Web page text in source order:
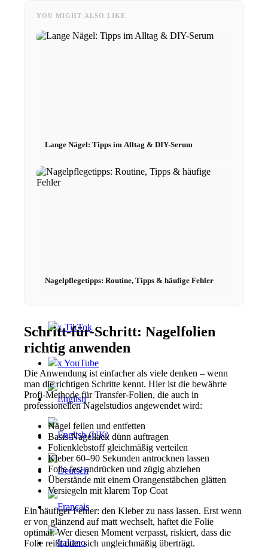
Podcast modèle
Wiki
x TikTok
x YouTube
YOU MIGHT ALSO LIKE
Lange Nägel: Tipps im Alltag & DIY-Serum
Nagelpflegetipps: Routine, Tipps & häufige Fehler
Schritt-für-Schritt: Nagelfolien
richtig anwenden
Die Anwendung ist einfacher als viele denken – wenn
man die richtigen Schritte kennt. Hier ist die bewährte
Profi-Methode für Transfer-Folien, die auch in
professionellen Nagelstudios angewendet wird:
Nägel feilen und entfetten
Basis-Nagellack dünn auftragen
Folienklebstoff gleichmäßig verteilen
Kleber 60–90 Sekunden antrocknen lassen
Folie fest andrücken und zügig abziehen
Überstände mit einem Orangenstäbchen glätten
Versiegeln mit klarem Top Coat
Ein häufiger Fehler: den Kleber zu nass lassen. Erst wenn
er von glänzend auf matt wechselt, haftet die Folie
optimal. Wer diesen Moment verpasst, riskiert, dass die
Folie reißt oder sich ungleichmäßig überträgt.